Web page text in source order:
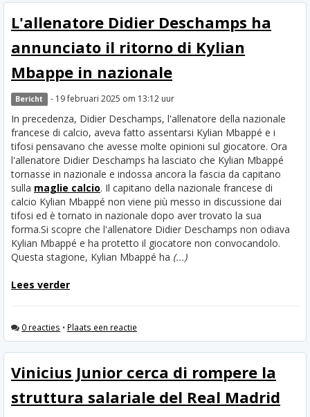
L'allenatore Didier Deschamps ha
annunciato il ritorno di Kylian
Mbappe in nazionale
Bericht - 19 februari 2025 om 13:12 uur
In precedenza, Didier Deschamps, l'allenatore della nazionale
francese di calcio, aveva fatto assentarsi Kylian Mbappé e i
tifosi pensavano che avesse molte opinioni sul giocatore. Ora
l'allenatore Didier Deschamps ha lasciato che Kylian Mbappé
tornasse in nazionale e indossa ancora la fascia da capitano
sulla maglie calcio. Il capitano della nazionale francese di
calcio Kylian Mbappé non viene più messo in discussione dai
tifosi ed è tornato in nazionale dopo aver trovato la sua
forma.Si scopre che l'allenatore Didier Deschamps non odiava
Kylian Mbappé e ha protetto il giocatore non convocandolo.
Questa stagione, Kylian Mbappé ha (...)
Lees verder
0 reacties • Plaats een reactie
Vinicius Junior cerca di rompere la
struttura salariale del Real Madrid